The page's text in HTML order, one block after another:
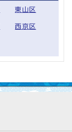
東山区
西京区